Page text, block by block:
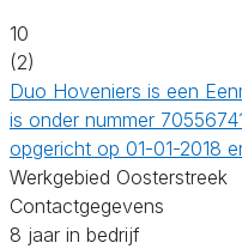
10
(2)
Duo Hoveniers is een
is onder nummer
opgericht op 01-01-2018
Werkgebied Oosterstreek
Contactgegevens
8 jaar in bedrijf